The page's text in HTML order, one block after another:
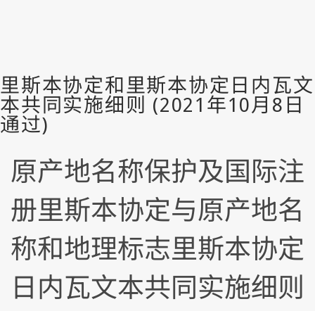
原产地名称保护及国际注
册里斯本协定与原产地名
称和地理标志里斯本协定
日内瓦文本共同实施细则